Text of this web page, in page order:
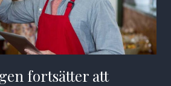
fortsätter att